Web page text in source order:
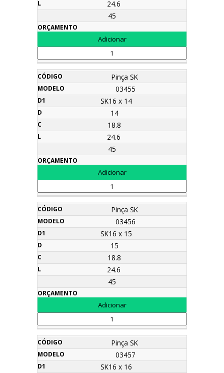
24.6
45
Pinça SK
03455
SK16 x 14
14
18.8
24.6
45
Pinça SK
03456
SK16 x 15
15
18.8
24.6
45
Pinça SK
03457
SK16 x 16